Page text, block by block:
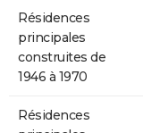
Résidences
principales
construites de
1946 à 1970
Résidences